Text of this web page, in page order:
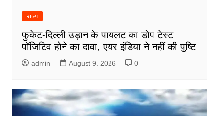
राज्य
फुकेट-दिल्ली उड़ान के पायलट का डोप टेस्ट
पॉजिटिव होने का दावा, एयर इंडिया ने नहीं की पुष्टि
admin August 9, 2026 0